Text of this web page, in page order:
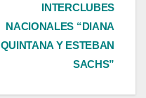
INTERCLUBES
NACIONALES “DIANA
QUINTANA Y ESTEBAN
SACHS”